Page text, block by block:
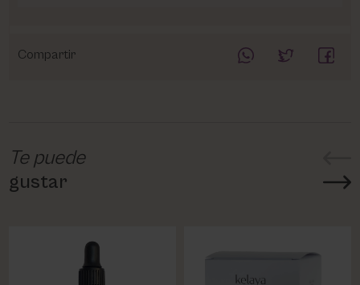
Compartir
Te puede
gustar